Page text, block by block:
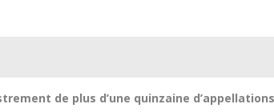
de plus d’une quinzaine d’appellations